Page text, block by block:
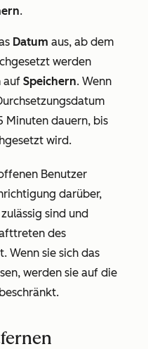
.
Datum aus, ab dem
werden
auf Speichern. Wenn
Minuten dauern, bis
wird.
Benutzer
darüber,
sind und
des
Wenn sie sich das
werden sie auf die